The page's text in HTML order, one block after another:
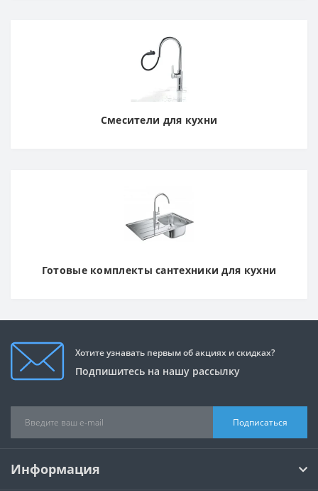
Смесители для кухни
Готовые комплекты сантехники для кухни
Хотите узнавать первым об акциях и скидках?
Подпишитесь на нашу рассылку
Подписаться
Информация